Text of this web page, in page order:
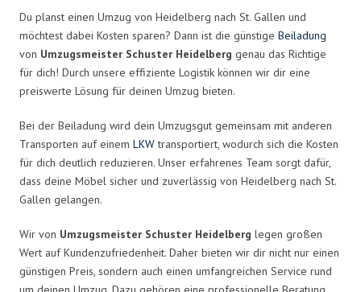
Du planst einen Umzug von Heidelberg nach St. Gallen und
möchtest dabei Kosten sparen? Dann ist die günstige Beiladung
von Umzugsmeister Schuster Heidelberg genau das Richtige
für dich! Durch unsere effiziente Logistik können wir dir eine
preiswerte Lösung für deinen Umzug bieten.
Bei der Beiladung wird dein Umzugsgut gemeinsam mit anderen
Transporten auf einem LKWtransportiert, wodurch sich die Kosten
für dich deutlich reduzieren. Unser erfahrenes Team sorgt dafür,
dass deine Möbel sicher und zuverlässig von Heidelberg nach St.
Gallen gelangen.
Wir von Umzugsmeister Schuster Heidelberg legen großen
Wert auf Kundenzufriedenheit. Daher bieten wir dir nicht nur einen
günstigen Preis, sondern auch einen umfangreichen Service rund